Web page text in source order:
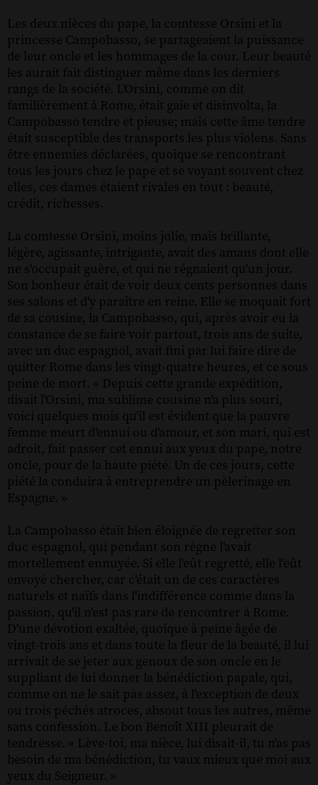
Les deux nièces du pape, la comtesse Orsini et la
princesse Campobasso, se partageaient la puissance
de leur oncle et les hommages de la cour. Leur beauté
les aurait fait distinguer même dans les derniers
rangs de la société. L'Orsini, comme on dit
familièrement à Rome, était gaie et disinvolta, la
Campobasso tendre et pieuse; mais cette âme tendre
était susceptible des transports les plus violens. Sans
être ennemies déclarées, quoique se rencontrant
tous les jours chez le pape et se voyant souvent chez
elles, ces dames étaient rivales en tout : beauté,
crédit, richesses.
La comtesse Orsini, moins jolie, mais brillante,
légère, agissante, intrigante, avait des amans dont elle
ne s'occupait guère, et qui ne régnaient qu'un jour.
Son bonheur était de voir deux cents personnes dans
ses salons et d'y paraître en reine. Elle se moquait fort
de sa cousine, la Campobasso, qui, après avoir eu la
constance de se faire voir partout, trois ans de suite,
avec un duc espagnol, avait fini par lui faire dire de
quitter Rome dans les vingt-quatre heures, et ce sous
peine de mort. « Depuis cette grande expédition,
disait l'Orsini, ma sublime cousine n'a plus souri,
voici quelques mois qu'il est évident que la pauvre
femme meurt d'ennui ou d'amour, et son mari, qui est
adroit, fait passer cet ennui aux yeux du pape, notre
oncle, pour de la haute piété. Un de ces jours, cette
piété la conduira à entreprendre un pèlerinage en
Espagne. »
La Campobasso était bien éloignée de regretter son
duc espagnol, qui pendant son règne l'avait
mortellement ennuyée. Si elle l'eût regretté, elle l'eût
envoyé chercher, car c'était un de ces caractères
naturels et naïfs dans l'indifférence comme dans la
passion, qu'il n'est pas rare de rencontrer à Rome.
D'une dévotion exaltée, quoique à peine âgée de
vingt-trois ans et dans toute la fleur de la beauté, il lui
arrivait de se jeter aux genoux de son oncle en le
suppliant de lui donner la bénédiction papale, qui,
comme on ne le sait pas assez, à l'exception de deux
ou trois péchés atroces, absout tous les autres, même
sans confession. Le bon Benoît XIII pleurait de
tendresse. « Lève-toi, ma nièce, lui disait-il, tu n'as pas
besoin de ma bénédiction, tu vaux mieux que moi aux
yeux du Seigneur. »